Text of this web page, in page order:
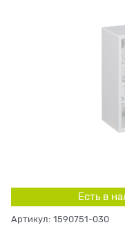
Есть в
Артикул: 1590751-030